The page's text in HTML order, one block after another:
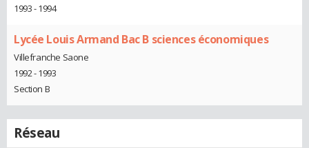
1993 - 1994
Lycée Louis Armand Bac B sciences économiques
Villefranche Saone
1992 - 1993
Section B
Réseau